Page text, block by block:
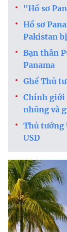
"Hồ sơ
Hồ sơ
Pakistan
Bạn thân
Panama
Ghế Thủ
Chính giới
nhũng và
Thủ tướng
USD